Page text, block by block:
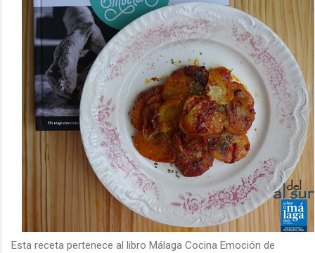
Esta receta pertenece al libro Málaga Cocina Emoción de